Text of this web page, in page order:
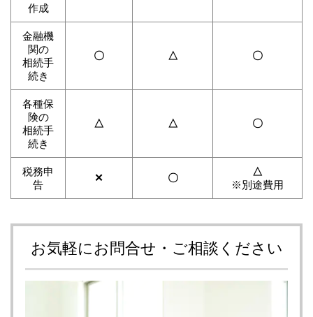
作成
金融機
関の
相続手
続き
〇 △ 〇
各種保
険の
相続手
続き
△ △ 〇
税務申
告
✕ 〇
△
※別途費用
お気軽にお問合せ・ご相談ください